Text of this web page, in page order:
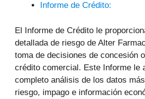
Informe de Crédito:
El Informe de Crédito le
detallada de riesgo de Alter
toma de decisiones de concesión
crédito comercial. Este Informe le
completo análisis de los datos
riesgo, impago e información